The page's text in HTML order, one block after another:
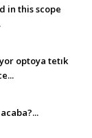
in this scope
optoya tetık